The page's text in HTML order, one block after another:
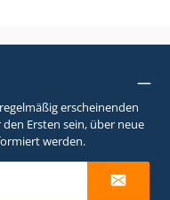
erscheinenden
Ersten sein, über neue
werden.